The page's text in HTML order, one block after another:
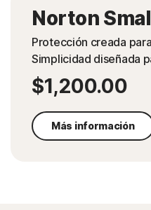
Norton
Protección creada
Simplicidad diseñada
$1,200.00
Más información